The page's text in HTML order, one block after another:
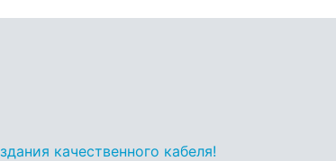
качественного кабеля!